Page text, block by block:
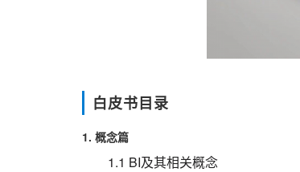
白皮书目录
1. 概念篇
1.1 BI及其相关概念